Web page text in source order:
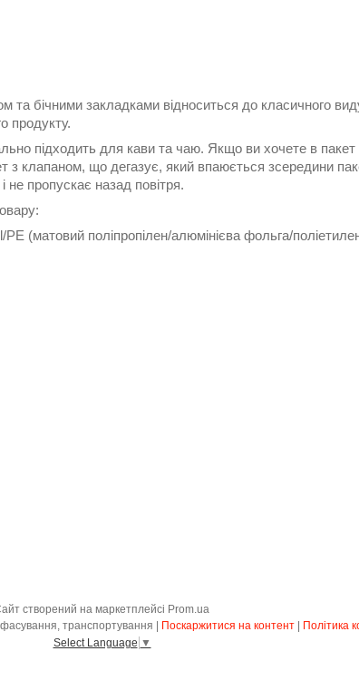
та бічними закладками відноситься до класичного
продукту.
підходить для кави та чаю. Якщо ви хочете в
з клапаном, що дегазує, який впаюється зсередини
не пропускає назад повітря.
(матовий поліпропілен/алюмінієва фольга/
створений на маркетплейсі Prom.ua
"КІНХОВ" - товари для пакування, зберігання, фасування, транспортування | Поскаржитися на контент | Політика
Select Language ▼